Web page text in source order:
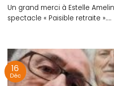
Un grand merci à Estelle
spectacle « Paisible retraite »....
16
Déc